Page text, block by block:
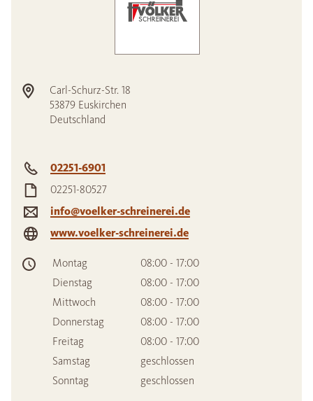
Carl-Schurz-Str. 18
53879 Euskirchen
Deutschland
02251-6901
02251-80527
info@voelker-schreinerei.de
www.voelker-schreinerei.de
Montag
08:00 - 17:00
Dienstag
08:00 - 17:00
Mittwoch
08:00 - 17:00
Donnerstag
08:00 - 17:00
Freitag
08:00 - 17:00
Samstag
geschlossen
Sonntag
geschlossen